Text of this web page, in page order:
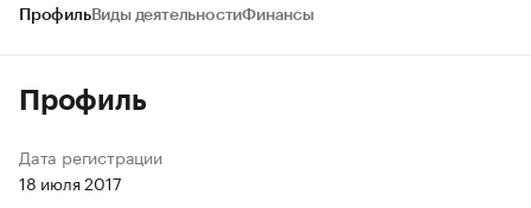
ПрофильВиды деятельностиФинансы
Профиль
Дата регистрации
18 июля 2017